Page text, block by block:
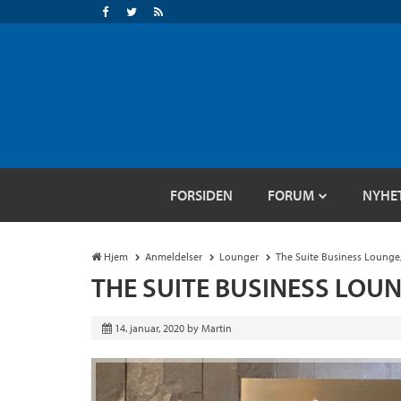
FORSIDEN FORUM
Hjem Anmeldelser Lounger The Suite Business
THE SUITE BUSINESS
14. januar, 2020 by Martin